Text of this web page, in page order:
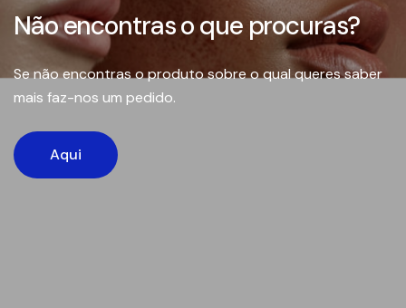
Não encontras o que procuras?
Se não encontras o produto sobre o qual queres saber
mais faz-nos um pedido.
Aqui